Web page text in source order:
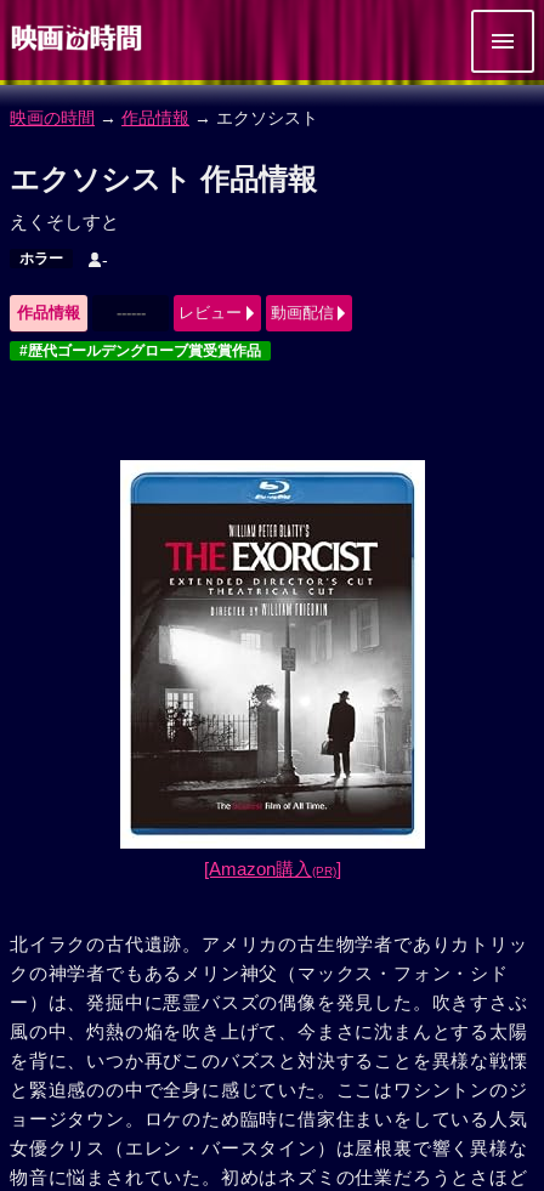
映画の時間 → 作品情報 → エクソシスト
エクソシスト 作品情報
えくそしすと
ホラー -
作品情報 ------ レビュー 動画配信
#歴代ゴールデングローブ賞受賞作品
[Amazon購入 (PR)]
北イラクの古代遺跡。アメリカの古生物学者でありカトリッ
クの神学者でもあるメリン神父（マックス・フォン・シド
ー）は、発掘中に悪霊バスズの偶像を発見した。吹きすさぶ
風の中、灼熱の焔を吹き上げて、今まさに沈まんとする太陽
を背に、いつか再びこのバズスと対決することを異様な戦慄
と緊迫感のの中で全身に感じていた。ここはワシントンのジ
ョージタウン。ロケのため臨時に借家住まいをしている人気
女優クリス（エレン・バースタイン）は屋根裏で響く異様な
物音に悩まされていた。初めはネズミの仕業だろうとさほど